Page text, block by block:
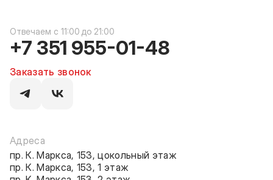
c 11:00 до 21:00
+7 351 955-01-48
Заказать звонок
Адреса
пр. К. Маркса, 153, цокольный этаж
пр. К. Маркса, 153, 1 этаж